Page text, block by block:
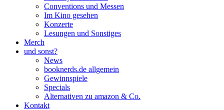
Conventions und Messen
Im Kino gesehen
Konzerte
Lesungen und Sonstiges
Merch
und sonst?
News
booknerds.de allgemein
Gewinnspiele
Specials
Alternativen zu amazon & Co.
Kontakt